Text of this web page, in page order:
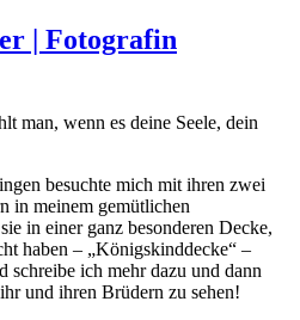
| Fotografin
man, wenn es deine Seele, dein
besuchte mich mit ihren zwei
in meinem gemütlichen
in einer ganz besonderen Decke,
haben – „Königskinddecke“ –
schreibe ich mehr dazu und dann
und ihren Brüdern zu sehen!